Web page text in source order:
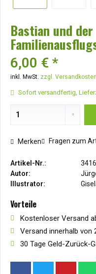
Bastian und der
6,00 € *
inkl. MwSt. zzgl. Versandkosten
Sofort versandfertig,
Merken Fragen zum
Artikel-Nr.:
Autor:
Illustrator:
Vorteile
Kostenloser Versand
Versand innerhalb von
30 Tage Geld-Zurück-